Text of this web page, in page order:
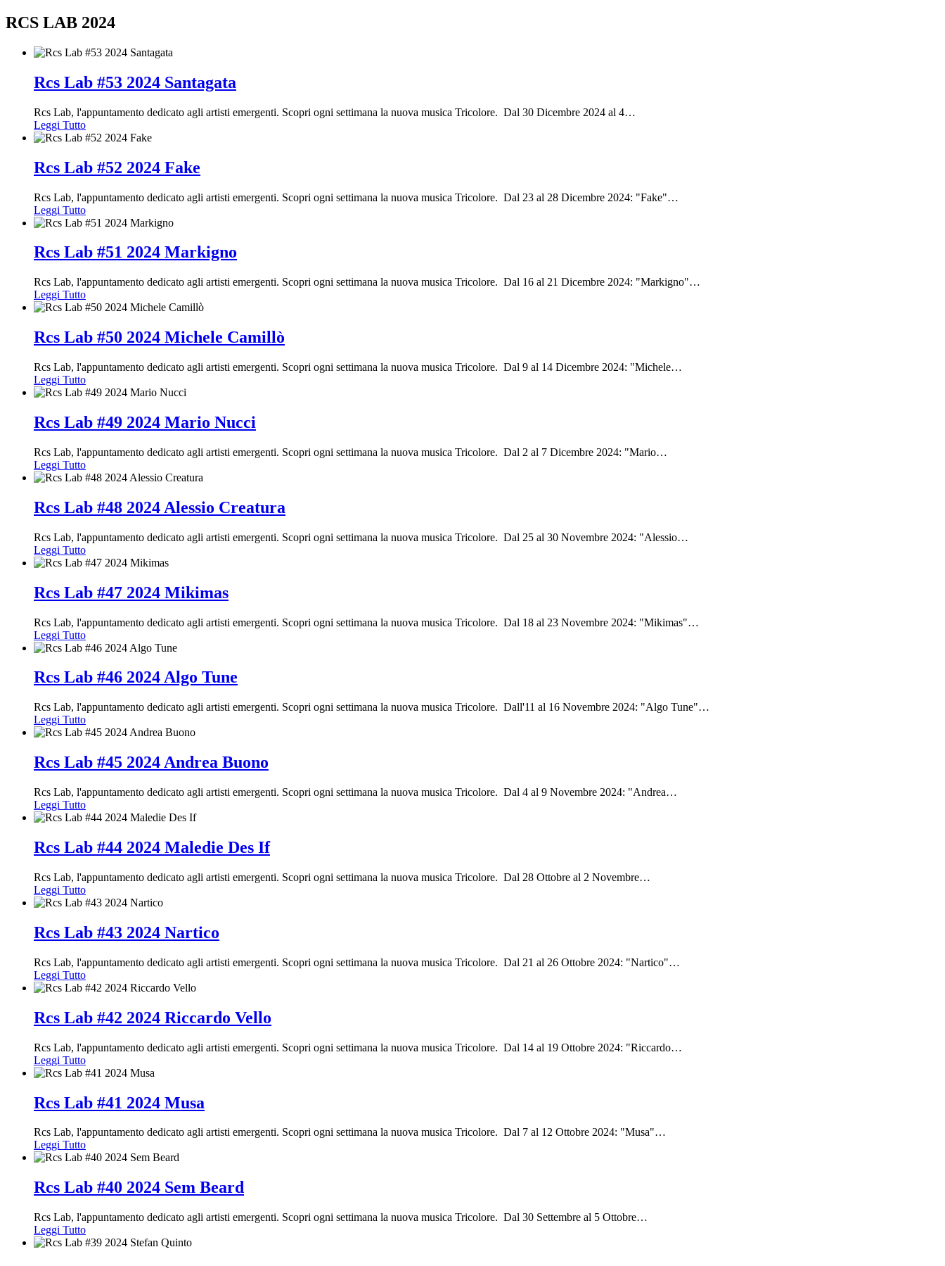
RCS LAB 2024
Rcs Lab #53 2024 Santagata
Rcs Lab, l'appuntamento dedicato agli artisti emergenti. Scopri ogni settimana la nuova musica Tricolore. Dal 30 Dicembre 2024 al 4…
Leggi Tutto
Rcs Lab #52 2024 Fake
Rcs Lab, l'appuntamento dedicato agli artisti emergenti. Scopri ogni settimana la nuova musica Tricolore. Dal 23 al 28 Dicembre 2024: "Fake"…
Leggi Tutto
Rcs Lab #51 2024 Markigno
Rcs Lab, l'appuntamento dedicato agli artisti emergenti. Scopri ogni settimana la nuova musica Tricolore. Dal 16 al 21 Dicembre 2024: "Markigno"…
Leggi Tutto
Rcs Lab #50 2024 Michele Camillò
Rcs Lab, l'appuntamento dedicato agli artisti emergenti. Scopri ogni settimana la nuova musica Tricolore. Dal 9 al 14 Dicembre 2024: "Michele…
Leggi Tutto
Rcs Lab #49 2024 Mario Nucci
Rcs Lab, l'appuntamento dedicato agli artisti emergenti. Scopri ogni settimana la nuova musica Tricolore. Dal 2 al 7 Dicembre 2024: "Mario…
Leggi Tutto
Rcs Lab #48 2024 Alessio Creatura
Rcs Lab, l'appuntamento dedicato agli artisti emergenti. Scopri ogni settimana la nuova musica Tricolore. Dal 25 al 30 Novembre 2024: "Alessio…
Leggi Tutto
Rcs Lab #47 2024 Mikimas
Rcs Lab, l'appuntamento dedicato agli artisti emergenti. Scopri ogni settimana la nuova musica Tricolore. Dal 18 al 23 Novembre 2024: "Mikimas"…
Leggi Tutto
Rcs Lab #46 2024 Algo Tune
Rcs Lab, l'appuntamento dedicato agli artisti emergenti. Scopri ogni settimana la nuova musica Tricolore. Dall'11 al 16 Novembre 2024: "Algo Tune"…
Leggi Tutto
Rcs Lab #45 2024 Andrea Buono
Rcs Lab, l'appuntamento dedicato agli artisti emergenti. Scopri ogni settimana la nuova musica Tricolore. Dal 4 al 9 Novembre 2024: "Andrea…
Leggi Tutto
Rcs Lab #44 2024 Maledie Des If
Rcs Lab, l'appuntamento dedicato agli artisti emergenti. Scopri ogni settimana la nuova musica Tricolore. Dal 28 Ottobre al 2 Novembre…
Leggi Tutto
Rcs Lab #43 2024 Nartico
Rcs Lab, l'appuntamento dedicato agli artisti emergenti. Scopri ogni settimana la nuova musica Tricolore. Dal 21 al 26 Ottobre 2024: "Nartico"…
Leggi Tutto
Rcs Lab #42 2024 Riccardo Vello
Rcs Lab, l'appuntamento dedicato agli artisti emergenti. Scopri ogni settimana la nuova musica Tricolore. Dal 14 al 19 Ottobre 2024: "Riccardo…
Leggi Tutto
Rcs Lab #41 2024 Musa
Rcs Lab, l'appuntamento dedicato agli artisti emergenti. Scopri ogni settimana la nuova musica Tricolore. Dal 7 al 12 Ottobre 2024: "Musa"…
Leggi Tutto
Rcs Lab #40 2024 Sem Beard
Rcs Lab, l'appuntamento dedicato agli artisti emergenti. Scopri ogni settimana la nuova musica Tricolore. Dal 30 Settembre al 5 Ottobre…
Leggi Tutto